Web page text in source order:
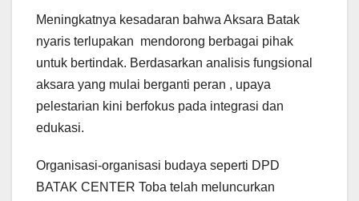
Meningkatnya kesadaran bahwa Aksara Batak
nyaris terlupakan mendorong berbagai pihak
untuk bertindak. Berdasarkan analisis fungsional
aksara yang mulai berganti peran , upaya
pelestarian kini berfokus pada integrasi dan
edukasi.
Organisasi-organisasi budaya seperti DPD
BATAK CENTER Toba telah meluncurkan